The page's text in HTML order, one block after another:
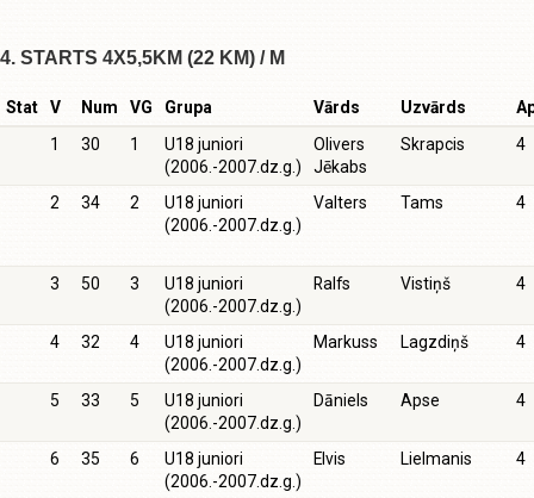
4. STARTS 4X5,5KM (22 KM) / M
Stat V Num VG Grupa Vārds Uzvārds
1
30 1
U18 juniori
(2006.-2007.dz.g.)
Olivers
Jēkabs
Skrapcis 4
2 34 2
U18 juniori
(2006.-2007.dz.g.)
Valters Tams 4
3 50 3
U18 juniori
(2006.-2007.dz.g.)
Ralfs Vistiņš 4
4 32 4
U18 juniori
(2006.-2007.dz.g.)
Markuss Lagzdiņš 4
5 33 5
U18 juniori
(2006.-2007.dz.g.)
Dāniels Apse 4
6 35 6
U18 juniori
(2006.-2007.dz.g.)
Elvis Lielmanis 4